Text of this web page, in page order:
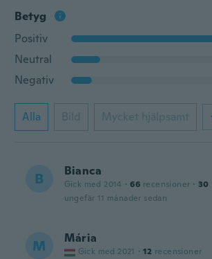
Betyg
Positiv
Neutral
Negativ
Alla Bild Mycket hjälpsamt
B Bianca
Gick med 2014 · 66 recensioner · 30
ungefär 11 månader sedan
M Mária
Gick med 2021 · 12 recensioner